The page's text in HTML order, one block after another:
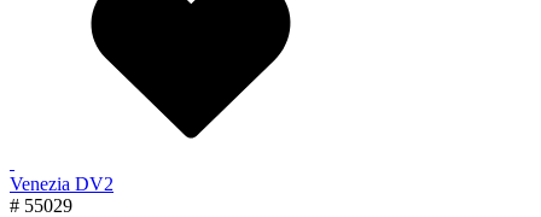
Venezia DV2
# 55029